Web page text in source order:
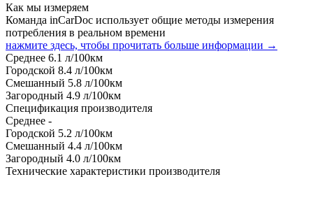
Как мы измеряем
Команда inCarDoc использует общие методы измерения
потребления в реальном времени
нажмите здесь, чтобы прочитать больше информации →
Среднее 6.1 л/100км
Городской 8.4 л/100км
Смешанный 5.8 л/100км
Загородный 4.9 л/100км
Спецификация производителя
Среднее -
Городской 5.2 л/100км
Смешанный 4.4 л/100км
Загородный 4.0 л/100км
Технические характеристики производителя